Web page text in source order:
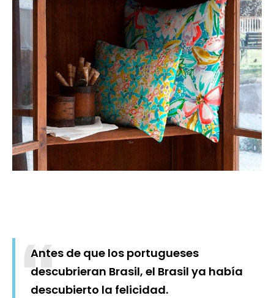
Antes de que los portugueses
descubrieran Brasil, el Brasil ya había
descubierto la felicidad.